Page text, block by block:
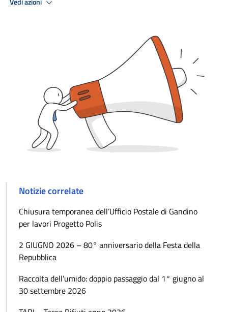
Notizie correlate
Chiusura temporanea dell’Ufficio Postale di Gandino
per lavori Progetto Polis
2 GIUGNO 2026 – 80° anniversario della Festa della
Repubblica
Raccolta dell’umido: doppio passaggio dal 1° giugno al
30 settembre 2026